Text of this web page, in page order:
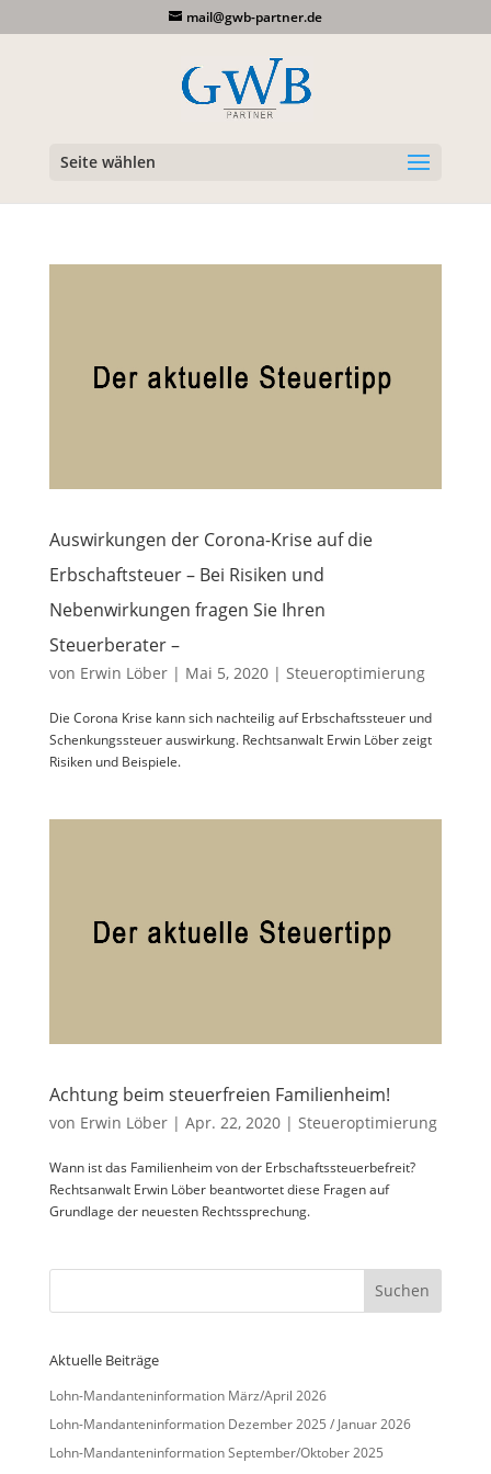
mail@gwb-partner.de
Seite wählen
Auswirkungen der Corona-Krise auf die
Erbschaftsteuer – Bei Risiken und
Nebenwirkungen fragen Sie Ihren
Steuerberater –
von Erwin Löber| Mai 5, 2020| Steueroptimierung
Die Corona Krise kann sich nachteilig auf Erbschaftssteuer und
Schenkungssteuer auswirkung. Rechtsanwalt Erwin Löber zeigt
Risiken und Beispiele.
Achtung beim steuerfreien Familienheim!
von Erwin Löber| Apr. 22, 2020| Steueroptimierung
Wann ist das Familienheim von der Erbschaftssteuerbefreit?
Rechtsanwalt Erwin Löber beantwortet diese Fragen auf
Grundlage der neuesten Rechtssprechung.
Aktuelle Beiträge
Lohn-Mandanteninformation März/April 2026
Lohn-Mandanteninformation Dezember 2025 / Januar 2026
Lohn-Mandanteninformation September/Oktober 2025